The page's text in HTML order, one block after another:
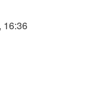
16:36